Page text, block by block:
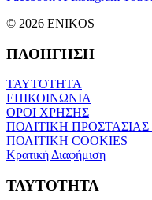
© 2026 ENIKOS
ΠΛΟΗΓΗΣΗ
ΤΑΥΤΟΤΗΤΑ
ΕΠΙΚΟΙΝΩΝΙΑ
ΟΡΟΙ ΧΡΗΣΗΣ
ΠΟΛΙΤΙΚΗ
ΠΟΛΙΤΙΚΗ COOKIES
Κρατική Διαφήμιση
ΤΑΥΤΟΤΗΤΑ